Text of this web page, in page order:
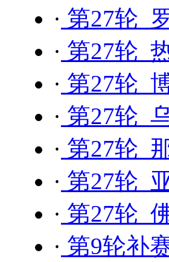
· 第27轮
· 第27轮
· 第27轮
· 第27轮
· 第27轮
· 第27轮
· 第27轮
· 第9轮补